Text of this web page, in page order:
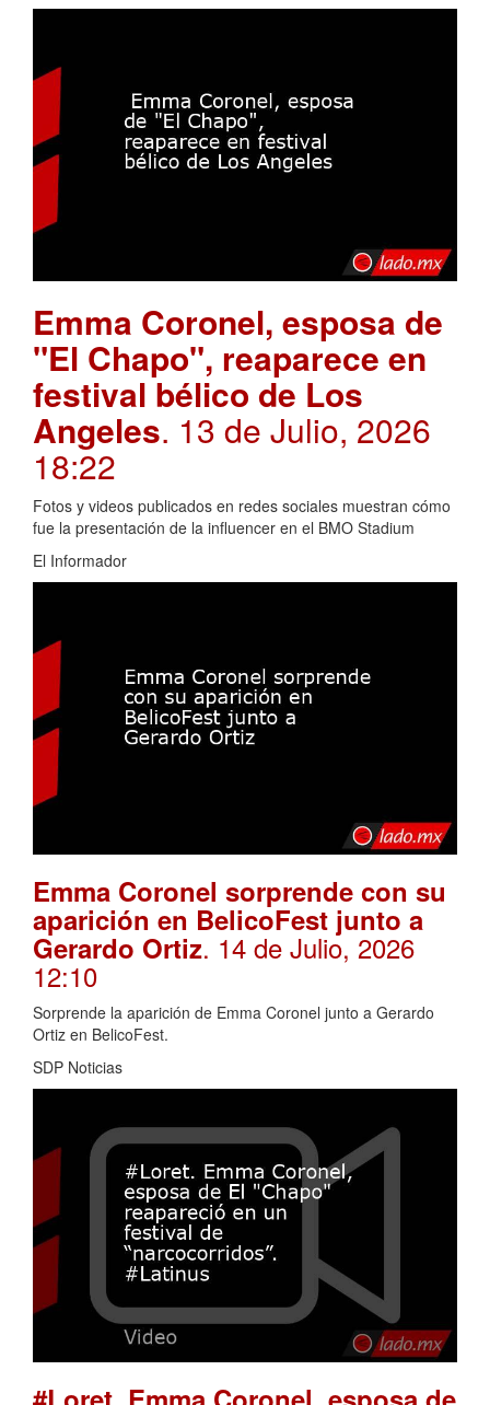
Emma Coronel, esposa de
"El Chapo", reaparece en
festival bélico de Los
Angeles. 13 de Julio, 2026
18:22
Fotos y videos publicados en redes sociales muestran cómo
fue la presentación de la influencer en el BMO Stadium
El Informador
Emma Coronel sorprende con su
aparición en BelicoFest junto a
Gerardo Ortiz. 14 de Julio, 2026
12:10
Sorprende la aparición de Emma Coronel junto a Gerardo
Ortiz en BelicoFest.
SDP Noticias